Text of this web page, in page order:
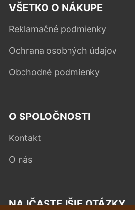
VŠETKO O NÁKUPE
Reklamačné podmienky
Ochrana osobných údajov
Obchodné podmienky
O SPOLOČNOSTI
Kontakt
O nás
NAJČASTEJŠIE OTÁZKY